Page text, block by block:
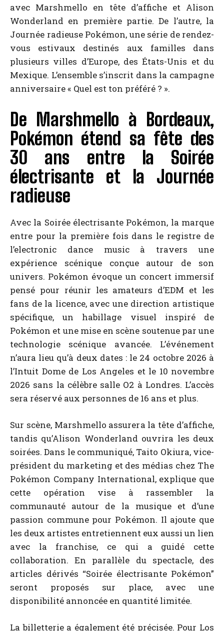
avec Marshmello en tête d’affiche et Alison
Wonderland en première partie. De l’autre, la
Journée radieuse Pokémon, une série de rendez-
vous estivaux destinés aux familles dans
plusieurs villes d’Europe, des États-Unis et du
Mexique. L’ensemble s’inscrit dans la campagne
anniversaire « Quel est ton préféré ? ».
De Marshmello à Bordeaux,
Pokémon étend sa fête des
30 ans entre la Soirée
électrisante et la Journée
radieuse
Avec la Soirée électrisante Pokémon, la marque
entre pour la première fois dans le registre de
l’electronic dance music à travers une
expérience scénique conçue autour de son
univers. Pokémon évoque un concert immersif
pensé pour réunir les amateurs d’EDM et les
fans de la licence, avec une direction artistique
spécifique, un habillage visuel inspiré de
Pokémon et une mise en scène soutenue par une
technologie scénique avancée. L’événement
n’aura lieu qu’à deux dates : le 24 octobre 2026 à
l’Intuit Dome de Los Angeles et le 10 novembre
2026 sans la célèbre salle O2 à Londres. L’accès
sera réservé aux personnes de 16 ans et plus.
Sur scène, Marshmello assurera la tête d’affiche,
tandis qu’Alison Wonderland ouvrira les deux
soirées. Dans le communiqué, Taito Okiura, vice-
président du marketing et des médias chez The
Pokémon Company International, explique que
cette opération vise à rassembler la
communauté autour de la musique et d’une
passion commune pour Pokémon. Il ajoute que
les deux artistes entretiennent eux aussi un lien
avec la franchise, ce qui a guidé cette
collaboration. En parallèle du spectacle, des
articles dérivés “Soirée électrisante Pokémon”
seront proposés sur place, avec une
disponibilité annoncée en quantité limitée.
La billetterie a également été précisée. Pour Los